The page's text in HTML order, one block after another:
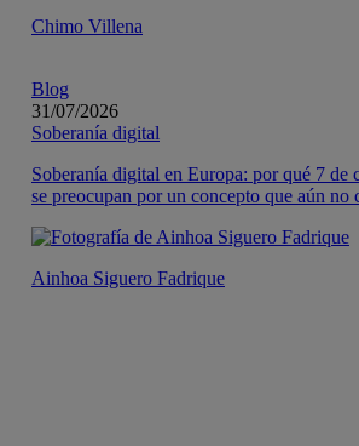
Chimo Villena
Blog
31/07/2026
Soberanía digital
Soberanía digital en Europa: por qué 7 de
se preocupan por un concepto que aún no
Ainhoa Siguero Fadrique